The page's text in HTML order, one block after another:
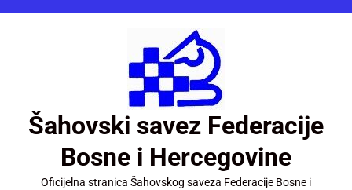
Šahovski savez Federacije
Bosne i Hercegovine
Oficijelna stranica Šahovskog saveza Federacije Bosne i